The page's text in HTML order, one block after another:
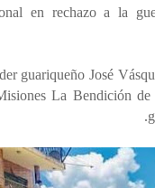
en rechazo a la
guariqueño José
La Bendición de